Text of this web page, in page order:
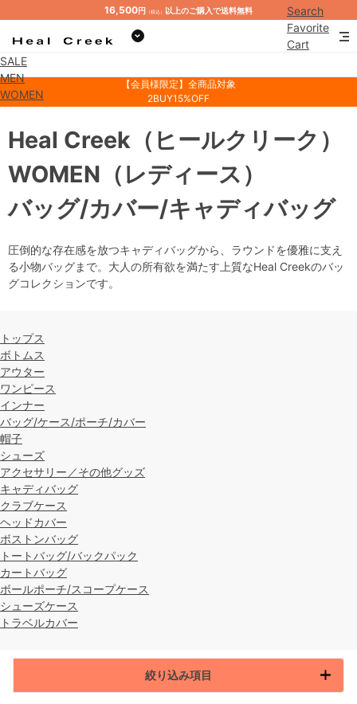
16,500円 （税込） 以上のご購入で送料無料
Search
Favorite
Cart
SALE
MEN
WOMEN
【会員様限定】全商品対象
2BUY15%OFF
バッグ/カバー/キャディバッグ
Heal Creek （ヒールクリーク）
WOMEN （レディース）
圧倒的な存在感を放つキャディバッグから、ラウンドを優雅に支え
る小物バッグまで。大人の所有欲を満たす上質なHeal Creekのバッ
グコレクションです。
トップス
ボトムス
アウター
ワンピース
インナー
バッグ/ケース/ポーチ/カバー
帽子
シューズ
アクセサリー／その他グッズ
キャディバッグ
クラブケース
ヘッドカバー
ボストンバッグ
トートバッグ/バックパック
カートバッグ
ボールポーチ/スコープケース
シューズケース
トラベルカバー
絞り込み項目